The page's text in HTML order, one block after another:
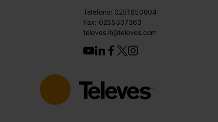
Telefono: 0251650604
Fax: 0255307363
televes.it@televes.com